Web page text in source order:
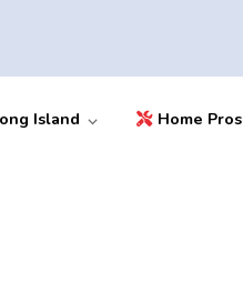
Island Home Pros